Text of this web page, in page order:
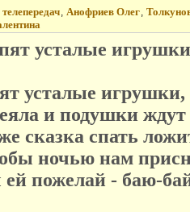
телепередач, Анофриев Олег,
усталые
усталые
и подушки ждут
сказка спать
ночью нам
пожелай - баю-